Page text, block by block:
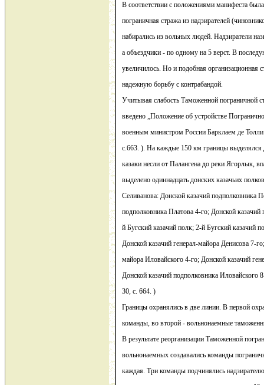
В соответствии с положениями манифеста
пограничная стража из надзирателей
набирались из вольных людей. Надзиратели
а объездчики - по одному на 5 верст. В
увеличилось. Но и подобная организационная
надежную борьбу с контрабандой.
Учитывая слабость Таможенной пограничной
введено „Положение об устройстве
военным министром России Барклаем де
с.663. ). На каждые 150 км границы
казаки несли от Палангена до реки Ягорлык,
выделено одиннадцать донских казачьих
Селиванова: Донской казачий подполковника
подполковника Платова 4-го; Донской
й Бугский казачий полк; 2-й Бугский казачий
Донской казачий генерал-майора Денисова 7-
майора Иловайского 4-го; Донской казачий
Донской казачий подполковника
30, с. 664. )
Границы охранялись в две линии. В первой
команды, во второй - вольнонаемные
В результате реорганизации Таможенной
вольнонаемных создавались команды
каждая. Три команды подчинялись